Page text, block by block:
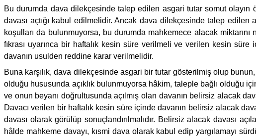
Bu durumda dava dilekçesinde talep edilen asgari tutar somut olayın
davası açtığı kabul edilmelidir. Ancak dava dilekçesinde talep
koşulları da bulunmuyorsa, bu durumda mahkemece alacak
fıkrası uyarınca bir haftalık kesin süre verilmeli ve verilen kesin
davanın usulden reddine karar verilmelidir.
Buna karşılık, dava dilekçesinde asgari bir tutar gösterilmiş olup
olduğu hususunda açıklık bulunmuyorsa hâkim, taleple bağlı olduğu
ve onun beyanı doğrultusunda açılmış olan davanın belirsiz alacak
Davacı verilen bir haftalık kesin süre içinde davanın belirsiz alacak
davası olarak görülüp sonuçlandırılmalıdır. Belirsiz alacak davası
hâlde mahkeme davayı, kısmi dava olarak kabul edip yargılamayı